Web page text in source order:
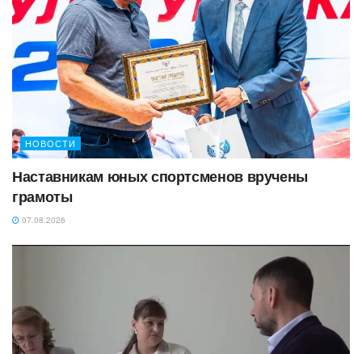
НОВОСТИ
Наставникам юных спортсменов вручены
грамоты
07.08.2026